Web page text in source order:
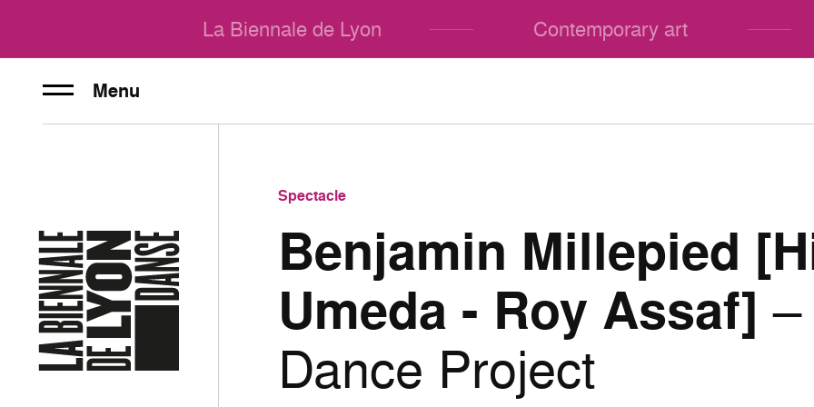
La Biennale de Lyon Contemporary art
Menu
Spectacle
Benjamin Millepied
Umeda - Roy Assaf] –
Dance Project